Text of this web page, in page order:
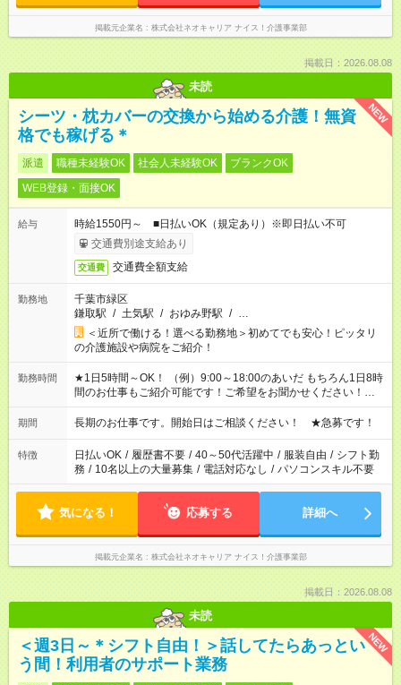
掲載元企業名 株式会社ネオキャリア ナイス！介護事業部
掲載日：2026.08.08
未読
NEW
シーツ・枕カバーの交換から始める介護！無資
格でも稼げる＊
派遣 職種未経験OK 社会人未経験OK
ブランクOK
WEB登録・面接OK
給与
時給1550円～ ■日払いOK（規定あり）※即日払い不可
交通費別途支給あり
交通費 交通費全額支給
勤務地
千葉市緑区
鎌取駅 / 土気駅 / おゆみ野駅 / …
＜近所で働ける！選べる勤務地＞初めてでも安心！ピッタリ
の介護施設や病院をご紹介！
勤務時間
★1日5時間～OK！ （例）9:00～18:00のあいだ もちろん1日8時
間のお仕事もご紹介可能です！ご希望をお聞かせください！★家
庭の都合でお休みが必要な場合も遠慮なくご相談ください。 ※
週最低15時間以上の勤務が必要です
期間 長期のお仕事です。開始日はご相談ください！ ★急募です！
特徴 日払いOK / 履歴書不要 / 40～50代活躍中 / 服装自由 / シフト勤
務 / 10名以上の大量募集 / 電話対応なし / パソコンスキル不要
気になる！ 応募する 詳細へ
掲載元企業名 株式会社ネオキャリア ナイス！介護事業部
掲載日：2026.08.08
未読
NEW
＜週3日～＊シフト自由！＞話してたらあっとい
う間！利用者のサポート業務